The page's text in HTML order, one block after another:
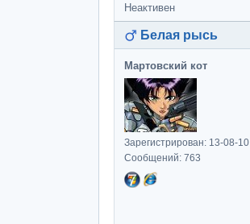
Неактивен
Белая рысь
Мартовский кот
Зарегистрирован: 13-08-10
Сообщений: 763